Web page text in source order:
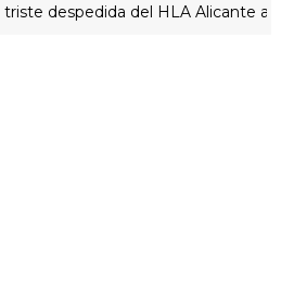
del HLA Alicante a